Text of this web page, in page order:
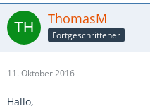
ThomasM
Fortgeschrittener
11. Oktober 2016
Hallo,